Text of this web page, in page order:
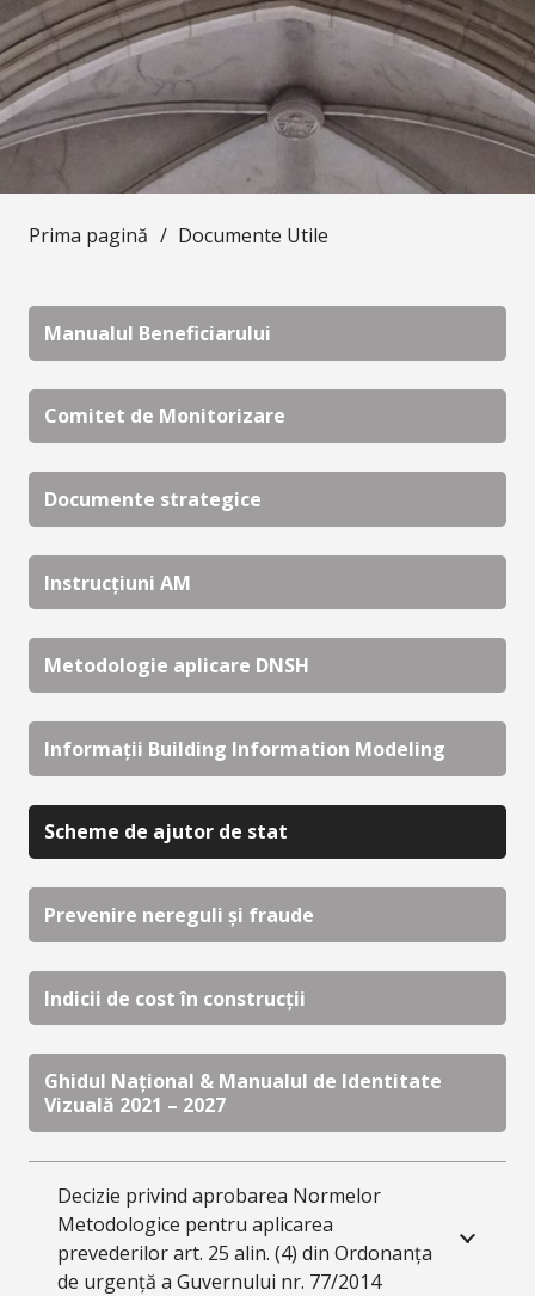
Prima pagină / Documente Utile
Manualul Beneficiarului
Comitet de Monitorizare
Documente strategice
Instrucțiuni AM
Metodologie aplicare DNSH
Informații Building Information Modeling
Scheme de ajutor de stat
Prevenire nereguli și fraude
Indicii de cost în construcții
Ghidul Național & Manualul de Identitate
Vizuală 2021 – 2027
Decizie privind aprobarea Normelor
Metodologice pentru aplicarea
prevederilor art. 25 alin. (4) din Ordonanța
de urgență a Guvernului nr. 77/2014